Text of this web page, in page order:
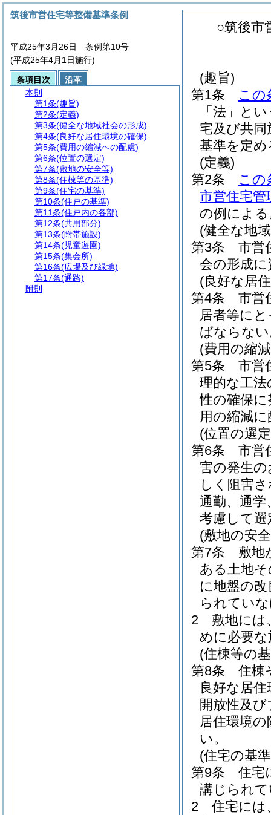
○筑後市
(趣旨)
第1条
この
「法」と
宅及び共同
基準を定
(定義)
第2条
この
市営住宅管
の例による
(健全な地
第3条
市営
会の形成
(良好な居
第4条
市営
居者等に
ばならな
(費用の縮
第5条
市営
理的な工
性の確保
用の縮減
(位置の選
第6条
市営
害の発生
しく阻害
通勤、通学
考慮して
(敷地の安
第7条
敷地
ある土地
に地盤の
られてい
2
敷地には
めに必要
(住棟等の
第8条
住棟
良好な居
開放性及
居住環境
い。
(住宅の基
第9条
住宅
講じられ
2
住宅には
筑後市営住宅等整備基準条例
平成25年3月26日 条例第10号
(平成25年4月1日施行)
条項目次
沿革
本則
第1条(趣旨)
第2条(定義)
第3条(健全な地域社会の形成)
第4条(良好な居住環境の確保)
第5条(費用の縮減への配慮)
第6条(位置の選定)
第7条(敷地の安全等)
第8条(住棟等の基準)
第9条(住宅の基準)
第10条(住戸の基準)
第11条(住戸内の各部)
第12条(共用部分)
第13条(附帯施設)
第14条(児童遊園)
第15条(集会所)
第16条(広場及び緑地)
第17条(通路)
附則